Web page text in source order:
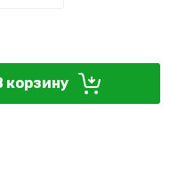
корзину